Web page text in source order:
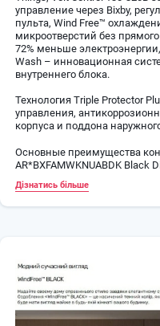
управление через Bixby,
пульта, Wind Free™
микроотверстий без
72% меньше
Wash – инновационная
внутреннего блока.
Технология Triple Protector
управления,
корпуса и поддона
Основные преимущества
AR*BXFAMWKNUABDK Black
Производство – Таиланд
Фреон - R32
Встроенный WIFI SmartThings
Контроль энергопотребления
Голосовое управление через
Поддержка программы
Регулировка жалюзи в 4-х
Дізнатись більше